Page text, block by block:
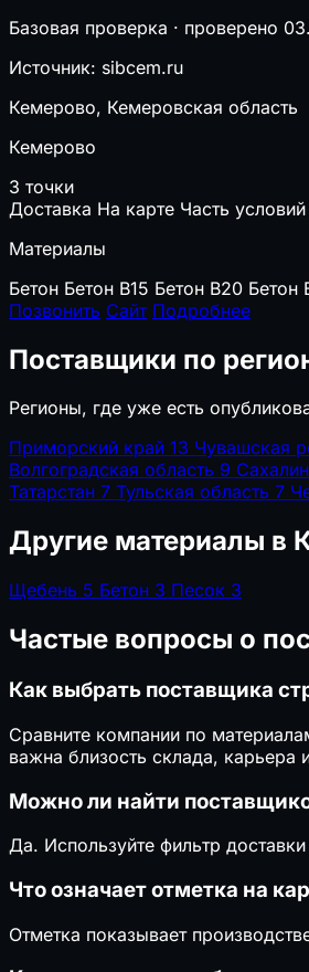
Базовая проверка · проверено
Источник: sibcem.ru
Кемерово, Кемеровская область
Кемерово
3 точки
Доставка На карте Часть
Материалы
Бетон Бетон B15 Бетон B20 Бетон
Позвонить Сайт Подробнее
Поставщики по
Регионы, где уже есть
Приморский край 13 Чувашская
Волгоградская область 9
Татарстан 7 Тульская область 7
Другие материалы в
Щебень 5 Бетон 3 Песок 3
Частые вопросы о
Как выбрать поставщика
Сравните компании по
важна близость склада, карьера
Можно ли найти
Да. Используйте фильтр
Что означает отметка на
Отметка показывает